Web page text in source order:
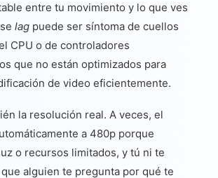
entre tu movimiento y lo que ves
lag puede ser síntoma de cuellos
CPU o de controladores
que no están optimizados para
de video eficientemente.
la resolución real. A veces, el
a 480p porque
o recursos limitados, y tú ni te
alguien te pregunta por qué te